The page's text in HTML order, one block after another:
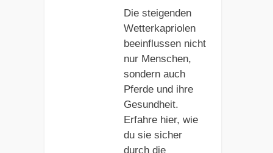
Die steigenden
Wetterkapriolen
beeinflussen nicht
nur Menschen,
sondern auch
Pferde und ihre
Gesundheit.
Erfahre hier, wie
du sie sicher
durch die